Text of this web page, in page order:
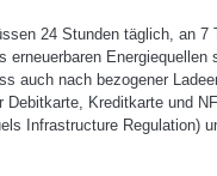
24 Stunden täglich, an
Energiequellen
auch nach bezogener
Debitkarte, Kreditkarte und
Infrastructure Regulation)